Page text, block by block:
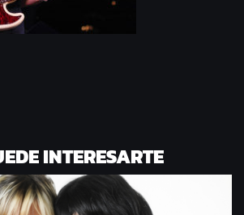
INTERESARTE